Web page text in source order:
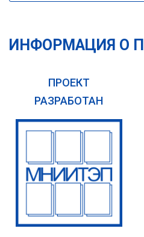
ИНФОРМАЦИЯ О
ПРОЕКТ
РАЗРАБОТАН